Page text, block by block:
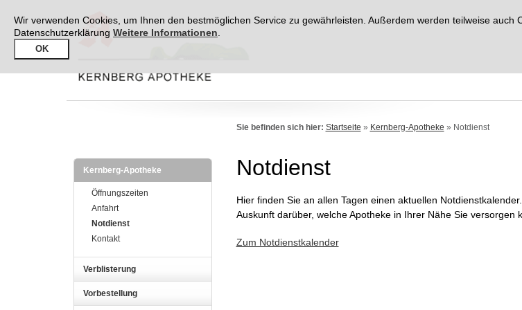
Kernberg-Apotheke
Öffnungszeiten
Anfahrt
Notdienst
Kontakt
Verblisterung
Vorbestellung
Sie befinden sich hier: Startseite » Kernberg-Apotheke » Notdienst
Notdienst
Hier finden Sie an allen Tagen einen aktuellen
Auskunft darüber, welche Apotheke in Ihrer Nähe Sie versorgen
Zum Notdienstkalender
Wir verwenden Cookies, um Ihnen den bestmöglichen Service zu gewährleisten. Außerdem werden teilweise
Datenschutzerklärung Weitere Informationen
OK